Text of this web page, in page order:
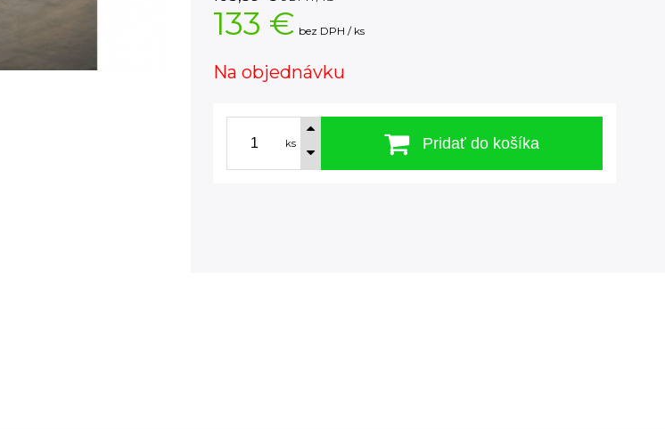
133 € bez DPH / ks
Na objednávku
ks Pridať do košíka